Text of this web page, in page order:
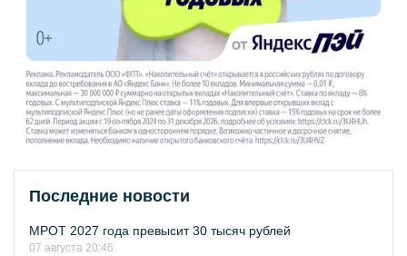
Последние новости
МРОТ 2027 года превысит 30 тысяч рублей
07 августа 20:46